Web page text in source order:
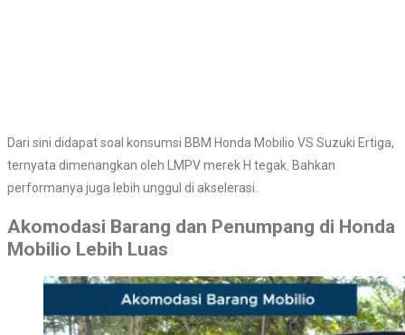
Dari sini didapat soal konsumsi BBM Honda Mobilio VS Suzuki Ertiga,
ternyata dimenangkan oleh LMPV merek H tegak. Bahkan
performanya juga lebih unggul di akselerasi.
Akomodasi Barang dan Penumpang di Honda
Mobilio Lebih Luas